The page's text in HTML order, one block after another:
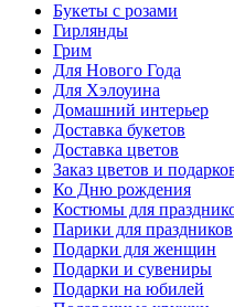
Букеты с розами
Гирлянды
Грим
Для Нового Года
Для Хэлоуина
Домашний интерьер
Доставка букетов
Доставка цветов
Заказ цветов и
Ко Дню рождения
Костюмы для
Парики для праздников
Подарки для женщин
Подарки и сувениры
Подарки на юбилей